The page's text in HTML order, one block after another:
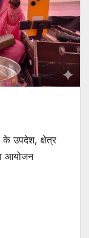
के उपदेश, क्षेत्र
आयोजन